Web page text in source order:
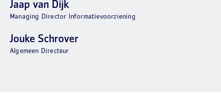
Jaap van Dijk
Managing Director Informatievoorziening
Jouke Schrover
Algemeen Directeur